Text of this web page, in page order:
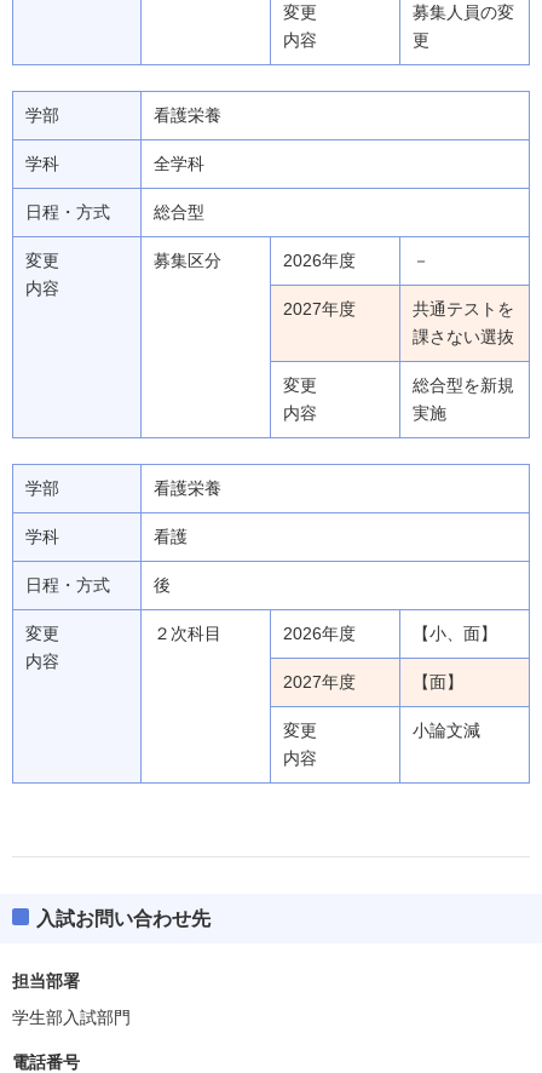
変更
内容
募集人員の変
更
学部 看護栄養
学科 全学科
日程・方式 総合型
変更
内容
募集区分 2026年度 －
2027年度
共通テストを
課さない選抜
変更
内容
総合型を新規
実施
学部 看護栄養
学科 看護
日程・方式 後
変更
内容
２次科目 2026年度 【小、面】
2027年度 【面】
変更
内容
小論文減
入試お問い合わせ先
担当部署
学生部入試部門
電話番号